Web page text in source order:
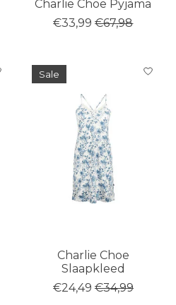
Charlie Choe Pyjama
€33,99 €67,98
Sale
Charlie Choe
Slaapkleed
€24,49 €34,99